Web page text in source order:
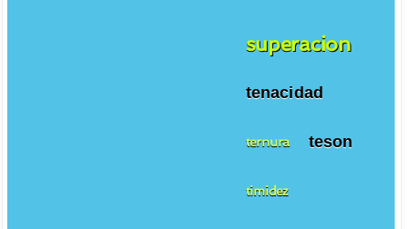
superacion
tenacidad
ternura teson
timidez